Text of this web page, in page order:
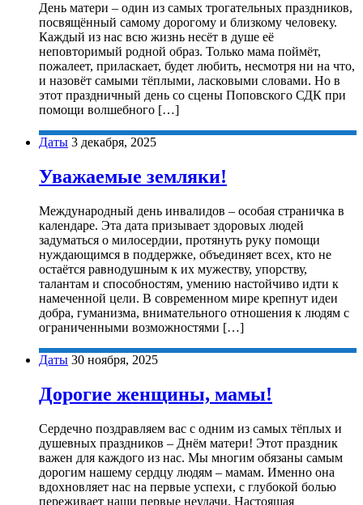
День матери – один из самых трогательных праздников,
посвящённый самому дорогому и близкому человеку.
Каждый из нас всю жизнь несёт в душе её
неповторимый родной образ. Только мама поймёт,
пожалеет, приласкает, будет любить, несмотря ни на что,
и назовёт самыми тёплыми, ласковыми словами. Но в
этот праздничный день со сцены Поповского СДК при
помощи волшебного […]
Даты 3 декабря, 2025
Уважаемые земляки!
Международный день инвалидов – особая страничка в
календаре. Эта дата призывает здоровых людей
задуматься о милосердии, протянуть руку помощи
нуждающимся в поддержке, объединяет всех, кто не
остаётся равнодушным к их мужеству, упорству,
талантам и способностям, умению настойчиво идти к
намеченной цели. В современном мире крепнут идеи
добра, гуманизма, внимательного отношения к людям с
ограниченными возможностями […]
Даты 30 ноября, 2025
Дорогие женщины, мамы!
Сердечно поздравляем вас с одним из самых тёплых и
душевных праздников – Днём матери! Этот праздник
важен для каждого из нас. Мы многим обязаны самым
дорогим нашему сердцу людям – мамам. Именно она
вдохновляет нас на первые успехи, с глубокой болью
переживает наши первые неудачи. Настоящая